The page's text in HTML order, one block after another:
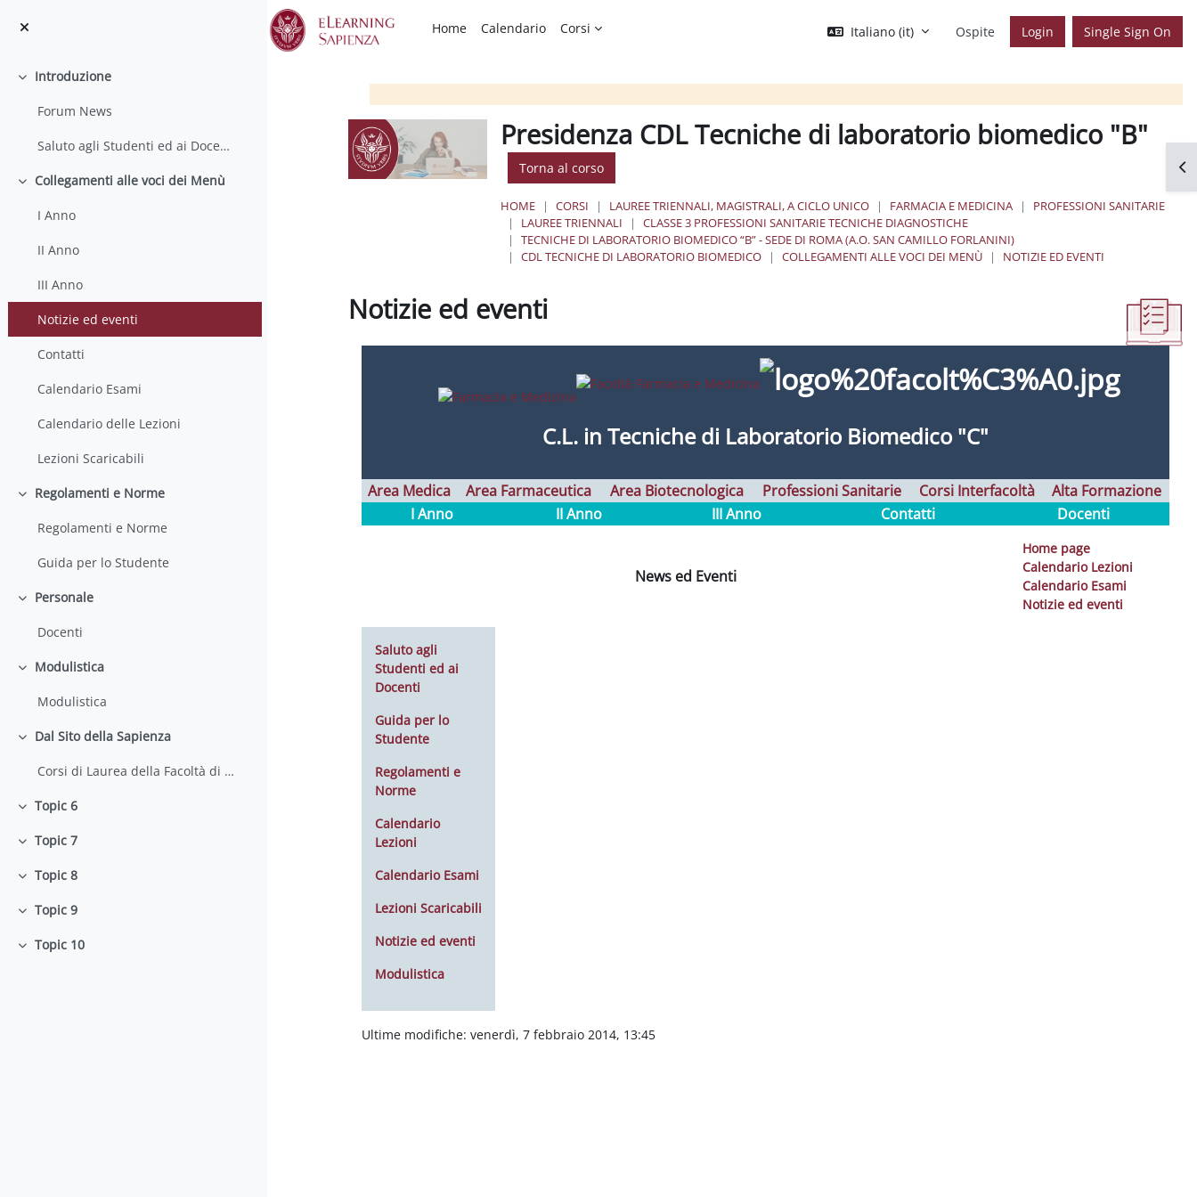
Home
Calendario Corsi Italiano ‎(it)‎ Ospite Login Single Sign On
Minimizza
Introduzione
Forum News
Saluto agli Studenti ed ai Docenti
Minimizza
Collegamenti alle voci dei Menù
I Anno
II Anno
III Anno
Notizie ed eventi
Contatti
Calendario Esami
Calendario delle Lezioni
Lezioni Scaricabili
Minimizza
Regolamenti e Norme
Regolamenti e Norme
Guida per lo Studente
Minimizza
Personale
Docenti
Minimizza
Modulistica
Modulistica
Minimizza
Dal Sito della Sapienza
Corsi di Laurea della Facoltà di Farmacia e Medicina
Minimizza
Topic 6
Minimizza
Topic 7
Minimizza
Topic 8
Minimizza
Topic 9
Minimizza
Topic 10
Presidenza CDL Tecniche di laboratorio biomedico "B"
Torna al corso
HOME CORSI LAUREE TRIENNALI, MAGISTRALI, A CICLO UNICO FARMACIA E MEDICINA
PROFESSIONI SANITARIE
LAUREE TRIENNALI
CLASSE 3 PROFESSIONI SANITARIE TECNICHE DIAGNOSTICHE
TECNICHE DI LABORATORIO BIOMEDICO “B” - SEDE DI ROMA (A.O. SAN CAMILLO FORLANINI)
CDL TECNICHE DI LABORATORIO BIOMEDICO
COLLEGAMENTI ALLE VOCI DEI MENÙ NOTIZIE ED EVENTI
Notizie ed eventi
C.L. in Tecniche di Laboratorio Biomedico "C"
Area Medica Area Farmaceutica Area Biotecnologica Professioni Sanitarie Corsi Interfacoltà
Alta Formazione
I Anno
II Anno III Anno Contatti Docenti
News ed Eventi
Home page
Calendario Lezioni
Calendario Esami
Notizie ed eventi
Saluto agli
Studenti ed ai
Docenti
Guida per lo
Studente
Regolamenti e
Norme
Calendario
Lezioni
Calendario Esami
Lezioni Scaricabili
Notizie ed eventi
Modulistica
Ultime modifiche: venerdì, 7 febbraio 2014, 13:45